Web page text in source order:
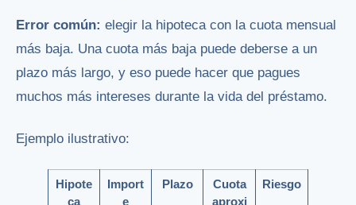
Error común: elegir la hipoteca con la cuota mensual
más baja. Una cuota más baja puede deberse a un
plazo más largo, y eso puede hacer que pagues
muchos más intereses durante la vida del préstamo.
Ejemplo ilustrativo:
Hipote
ca
Import
e
Plazo
Cuota
aproxi
Riesgo